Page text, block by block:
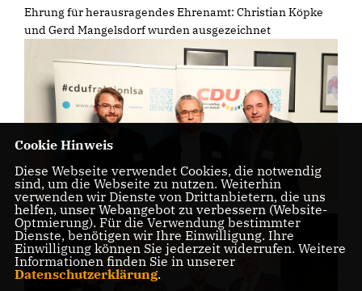
Ehrung für herausragendes Ehrenamt: Christian Köpke
und Gerd Mangelsdorf wurden ausgezeichnet
Cookie Hinweis
Diese Webseite verwendet Cookies, die notwendig
sind, um die Webseite zu nutzen. Weiterhin
verwenden wir Dienste von Drittanbietern, die uns
helfen, unser Webangebot zu verbessern (Website-
Optmierung). Für die Verwendung bestimmter
Dienste, benötigen wir Ihre Einwilligung. Ihre
Einwilligung können Sie jederzeit widerrufen. Weitere
Informationen finden Sie in unserer
Datenschutzerklärung.